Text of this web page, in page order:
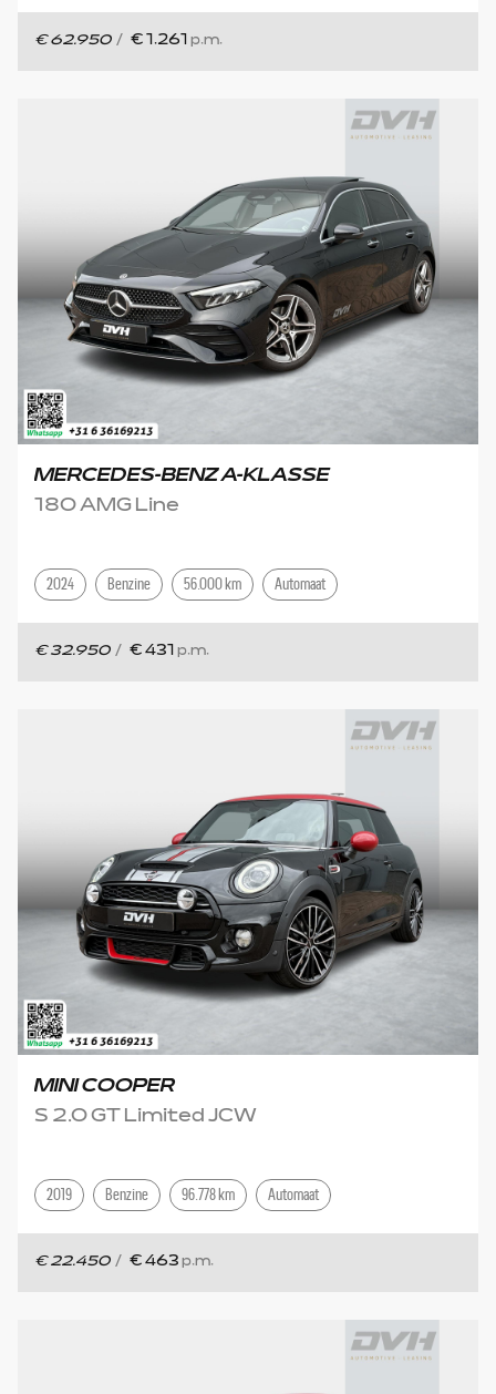
€ 62.950 / € 1.261 p.m.
MERCEDES-BENZ A-KLASSE
180 AMG Line
2024 Benzine 56.000 km Automaat
€ 32.950 / € 431 p.m.
MINI COOPER
S 2.0 GT Limited JCW
2019 Benzine 96.778 km Automaat
€ 22.450 / € 463 p.m.